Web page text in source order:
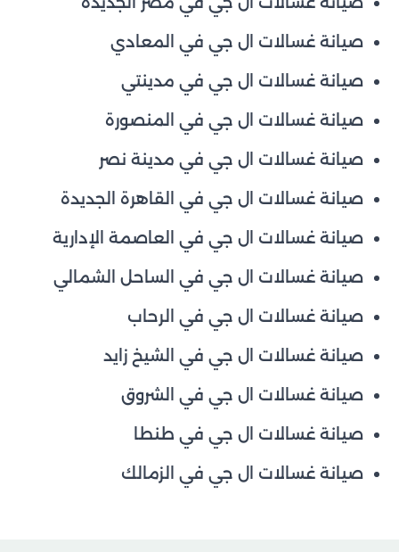
صيانة غسالات ال جي في المعادي
صيانة غسالات ال جي في مدينتي
صيانة غسالات ال جي في المنصورة
صيانة غسالات ال جي في مدينة نصر
صيانة غسالات ال جي في القاهرة الجديدة
صيانة غسالات ال جي في العاصمة الإدارية
صيانة غسالات ال جي في الساحل الشمالي
صيانة غسالات ال جي في الرحاب
صيانة غسالات ال جي في الشيخ زايد
صيانة غسالات ال جي في الشروق
صيانة غسالات ال جي في طنطا
صيانة غسالات ال جي في الزمالك